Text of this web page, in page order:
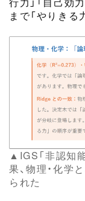
まで「やりきる
▲IGS「非認知
果、物理・化学
られた